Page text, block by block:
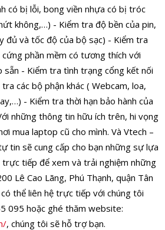
có bị lỗi, bong viền nhựa có bị tróc
không,…) - Kiểm tra độ bền của pin,
đủ và tốc độ của bộ sạc) - Kiểm tra
phần mềm có tương thích với
sẵn - Kiểm tra tình trạng cổng kết nối
các bộ phận khác ( Webcam, loa,
- Kiểm tra thời hạn bảo hành của
những thông tin hữu ích trên, hi vọng
mua laptop cũ cho mình. Và Vtech –
tin sẽ cung cấp cho bạn những sự lựa
tiếp để xem và trải nghiệm những
Lê Cao Lãng, Phú Thạnh, quận Tân
thể liên hệ trực tiếp với chúng tôi
095 hoặc ghé thăm website:
, chúng tôi sẽ hỗ trợ bạn.